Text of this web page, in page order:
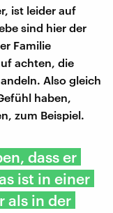
ist leider auf
sind hier der
Familie
achten, die
Also gleich
haben,
zum Beispiel.
dass er
ist in einer
als in der